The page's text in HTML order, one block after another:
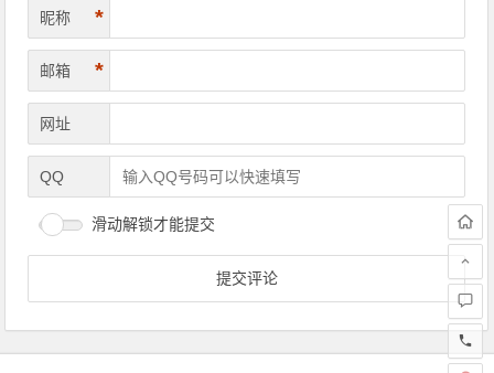
昵称 *
邮箱 *
网址
QQ
滑动解锁才能提交